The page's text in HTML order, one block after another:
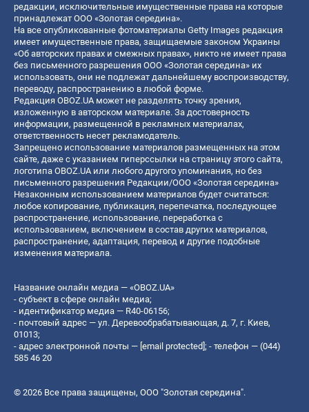
редакции, исключительные имущественные права на которые
принадлежат ООО «Золотая середина».
На все опубликованные фотоматериалы Getty Images редакция
имеет имущественные права, защищаемые законом Украины
«Об авторских правах и смежных правах», никто не имеет права
без письменного разрешения ООО «Золотая середина» их
использовать, они не подлежат дальнейшему воспроизводству,
переводу, распространению в любой форме.
Редакция OBOZ.UA может не разделять точку зрения,
изложенную в авторском материале. За достоверность
информации, размещенной в рекламных материалах,
ответственность несет рекламодатель.
Запрещено использование материалов размещенных на этом
сайте, даже с указанием гиперссылки на страницу этого сайта,
логотипа OBOZ.UA или любого другого упоминания, но без
письменного разрешения Редакции/ООО «Золотая середина»
Незаконным использованием материалов будет считаться:
любое копирование, публикация, перепечатка, последующее
распространение, использование, переработка с
использованием, включением в состав других материалов,
распространение, адаптация, перевод и другие подобные
изменения материала.
Название онлайн медиа — «OBOZ.UA»
- субъект в сфере онлайн медиа;
- идентификатор медиа — R40-06156;
- почтовый адрес — ул. Деревообрабатывающая, д. 7, г. Киев,
01013;
- адрес электронной почты — [email protected] ; - телефон — (044)
585 46 20
© 2026 Все права защищены, ООО "Золотая середина".